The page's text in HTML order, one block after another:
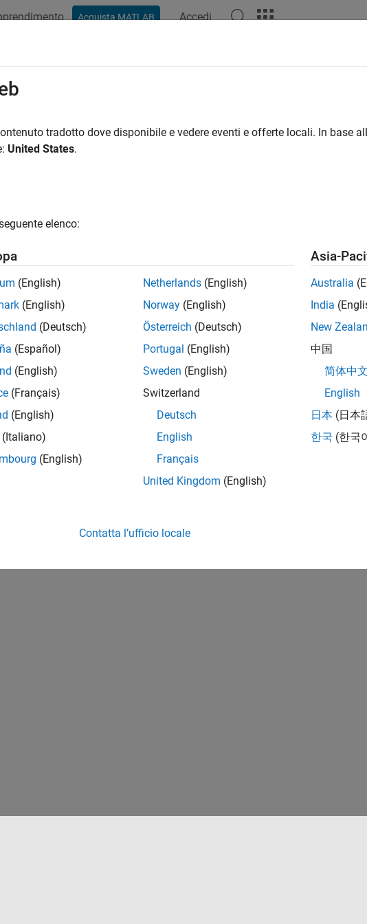
Acquista MATLAB Accedi
tradotto dove disponibile e vedere eventi e offerte locali. In base
United States.
elenco:
(English)
(English)
(Deutsch)
(Español)
(English)
(Français)
(English)
(Italiano)
(English)
Netherlands (English)
Norway (English)
Österreich (Deutsch)
Portugal (English)
Sweden (English)
Switzerland
Deutsch
English
Français
United Kingdom (English)
Asia-
Australia
India
New
中国
简体中文
English
日本 (日本
한국 (한국
Contatta l’ufficio locale